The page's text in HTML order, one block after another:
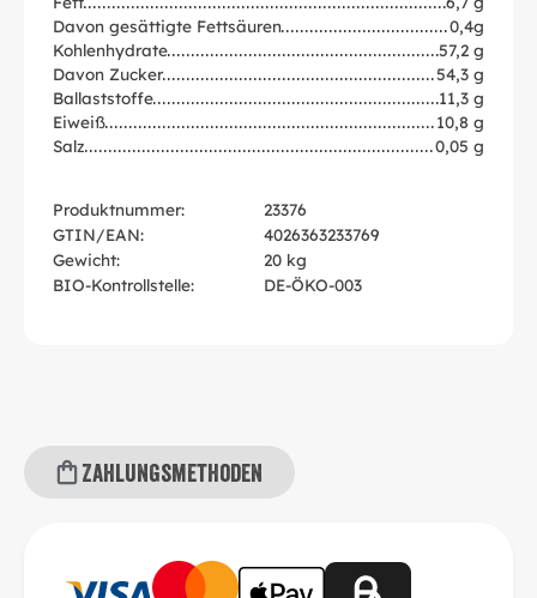
Davon gesättigte Fettsäuren
0,4g
Kohlenhydrate
57,2 g
Davon Zucker
54,3 g
Ballaststoffe
11,3 g
Eiweiß
10,8 g
Salz
0,05 g
Produktnummer:
23376
GTIN/EAN:
4026363233769
Gewicht:
20 kg
BIO-Kontrollstelle:
DE-ÖKO-003
Zahlungsmethoden